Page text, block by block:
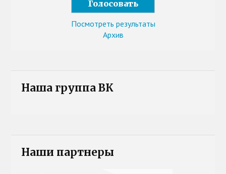
Посмотреть результаты
Архив
Наша группа ВК
Наши партнеры